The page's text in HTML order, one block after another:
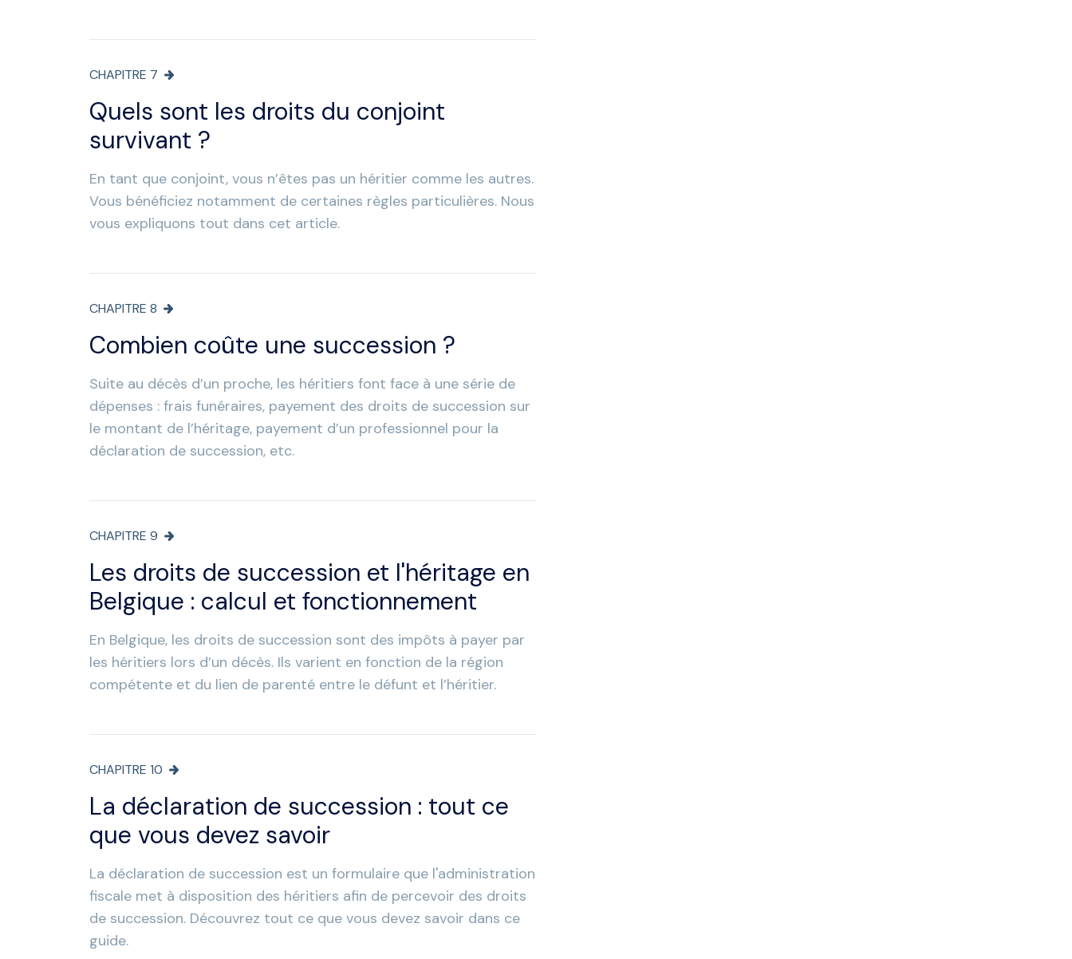
CHAPITRE 7
Quels sont les droits du conjoint
survivant ?
En tant que conjoint, vous n’êtes pas un héritier comme les autres.
Vous bénéficiez notamment de certaines règles particulières. Nous
vous expliquons tout dans cet article.
CHAPITRE 8
Combien coûte une succession ?
Suite au décès d’un proche, les héritiers font face à une série de
dépenses : frais funéraires, payement des droits de succession sur
le montant de l’héritage, payement d’un professionnel pour la
déclaration de succession, etc.
CHAPITRE 9
Les droits de succession et l'héritage en
Belgique : calcul et fonctionnement
En Belgique, les droits de succession sont des impôts à payer par
les héritiers lors d’un décès. Ils varient en fonction de la région
compétente et du lien de parenté entre le défunt et l’héritier.
CHAPITRE 10
La déclaration de succession : tout ce
que vous devez savoir
La déclaration de succession est un formulaire que l'administration
fiscale met à disposition des héritiers afin de percevoir des droits
de succession. Découvrez tout ce que vous devez savoir dans ce
guide.